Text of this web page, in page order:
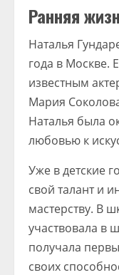
Ранняя
Наталья
года в Москве.
известным
Мария
Наталья была
любовью к
Уже в детские
свой талант и
мастерству. В
участвовала в
получала
своих